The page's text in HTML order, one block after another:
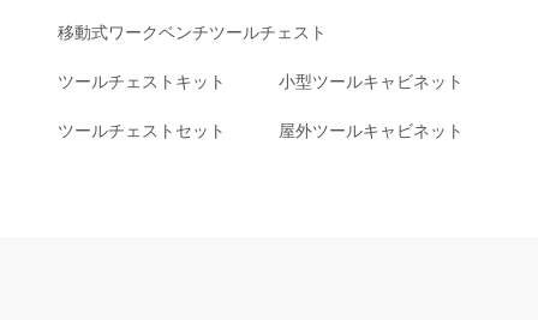
移動式ワークベンチツールチェスト
ツールチェストキット 小型ツールキャビネット
ツールチェストセット 屋外ツールキャビネット